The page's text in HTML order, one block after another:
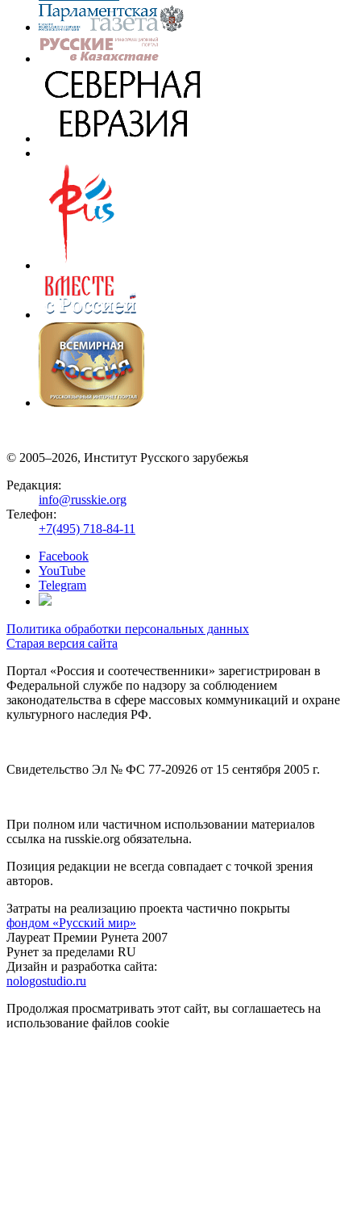
© 2005–2026, Институт Русского зарубежья
Редакция:
info@russkie.org
Телефон:
+7(495) 718-84-11
Facebook
YouTube
Telegram
Политика обработки персональных данных
Старая версия сайта
Портал «Россия и соотечественники» зарегистрирован в
Федеральной службе по надзору за соблюдением
законодательства в сфере массовых коммуникаций и охране
культурного наследия РФ.
Свидетельство Эл № ФС 77-20926 от 15 сентября 2005 г.
При полном или частичном использовании материалов
ссылка на russkie.org обязательна.
Позиция редакции не всегда совпадает с точкой зрения
авторов.
Затраты на реализацию проекта частично покрыты
фондом «Русский мир»
Лауреат Премии Рунета 2007
Рунет за пределами RU
Дизайн и разработка сайта:
nologostudio.ru
Продолжая просматривать этот сайт, вы соглашаетесь на
использование файлов cookie